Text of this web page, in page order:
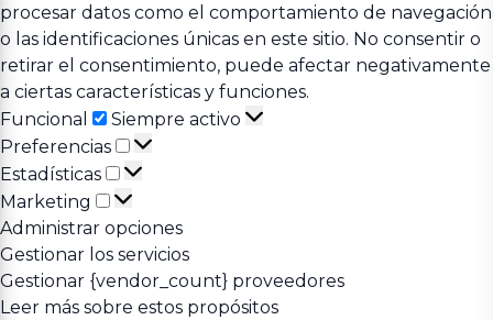
procesar datos como el comportamiento de navegación
o las identificaciones únicas en este sitio. No consentir o
retirar el consentimiento, puede afectar negativamente
a ciertas características y funciones.
Funcional
Funcional
Siempre activo
Preferencias
Preferencias
Estadísticas
Estadísticas
Marketing
Marketing
Administrar opciones
Gestionar los servicios
Gestionar {vendor_count} proveedores
Leer más sobre estos propósitos